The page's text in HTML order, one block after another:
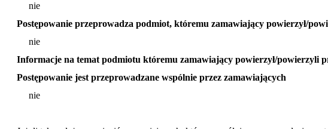
nie
Postępowanie przeprowadza podmiot, któremu zamawiający powierzył/
nie
Informacje na temat podmiotu któremu zamawiający powierzył/powierzyli
Postępowanie jest przeprowadzane wspólnie przez zamawiających
nie